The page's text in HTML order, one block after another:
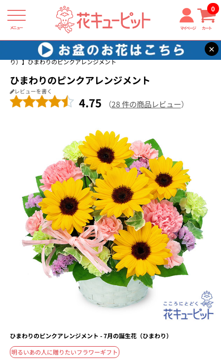
メニュー マイページ カート
0
×
花キューピット 7月の誕生花（ひまわり）
【7月の誕生花（ひまわ
り）】ひまわりのピンクアレンジメント
ひまわりのピンクアレンジメント
レビューを書く
4.75 （28 件の商品レビュー）
ひまわりのピンクアレンジメント - 7月の誕生花（ひまわり）
明るいあの人に贈りたいフラワーギフト